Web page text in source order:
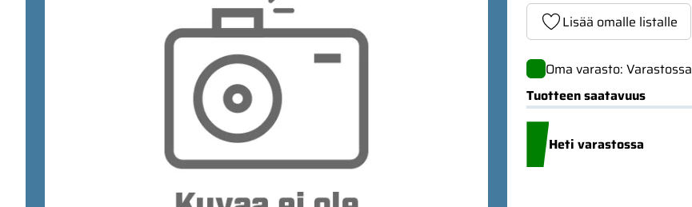
Lisää omalle listalle
Oma varasto: Varastossa
Tuotteen saatavuus
Heti varastossa